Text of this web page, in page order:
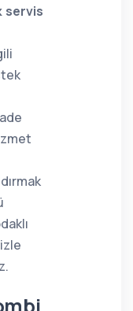
servis